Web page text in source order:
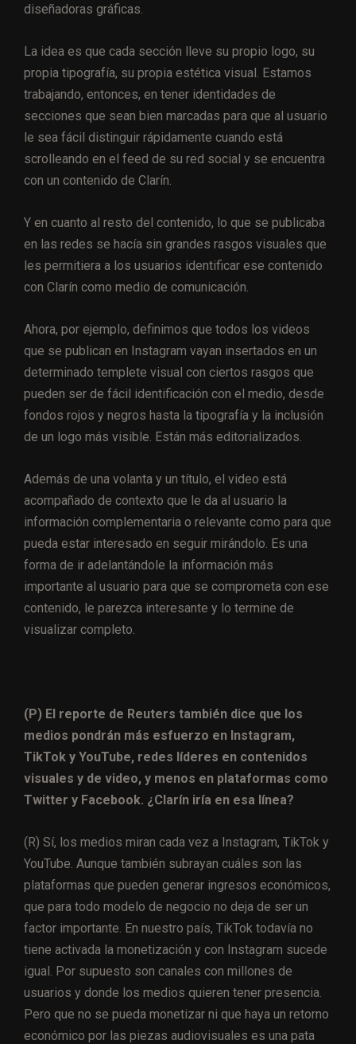
diseñadoras gráficas.
La idea es que cada sección lleve su propio logo, su
propia tipografía, su propia estética visual. Estamos
trabajando, entonces, en tener identidades de
secciones que sean bien marcadas para que al usuario
le sea fácil distinguir rápidamente cuando está
scrolleando en el feed de su red social y se encuentra
con un contenido de Clarín.
Y en cuanto al resto del contenido, lo que se publicaba
en las redes se hacía sin grandes rasgos visuales que
les permitiera a los usuarios identificar ese contenido
con Clarín como medio de comunicación.
Ahora, por ejemplo, definimos que todos los videos
que se publican en Instagram vayan insertados en un
determinado templete visual con ciertos rasgos que
pueden ser de fácil identificación con el medio, desde
fondos rojos y negros hasta la tipografía y la inclusión
de un logo más visible. Están más editorializados.
Además de una volanta y un título, el video está
acompañado de contexto que le da al usuario la
información complementaria o relevante como para que
pueda estar interesado en seguir mirándolo. Es una
forma de ir adelantándole la información más
importante al usuario para que se comprometa con ese
contenido, le parezca interesante y lo termine de
visualizar completo.
(P) El reporte de Reuters también dice que los
medios pondrán más esfuerzo en Instagram,
TikTok y YouTube, redes líderes en contenidos
visuales y de video, y menos en plataformas como
Twitter y Facebook. ¿Clarín iría en esa línea?
(R) Sí, los medios miran cada vez a Instagram, TikTok y
YouTube. Aunque también subrayan cuáles son las
plataformas que pueden generar ingresos económicos,
que para todo modelo de negocio no deja de ser un
factor importante. En nuestro país, TikTok todavía no
tiene activada la monetización y con Instagram sucede
igual. Por supuesto son canales con millones de
usuarios y donde los medios quieren tener presencia.
Pero que no se pueda monetizar ni que haya un retorno
económico por las piezas audiovisuales es una pata